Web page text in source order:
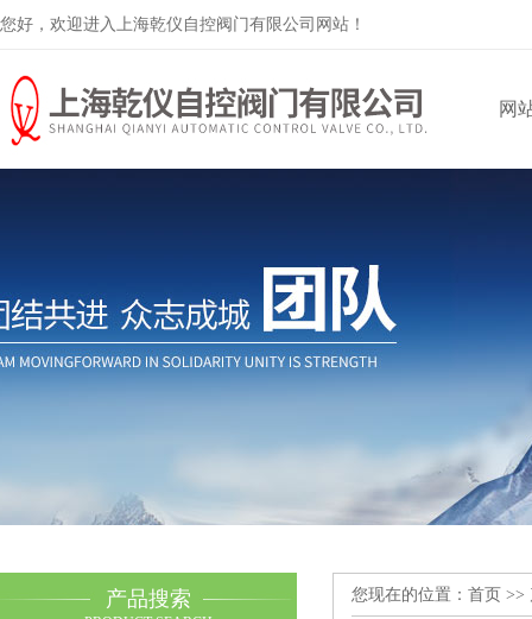
您好，欢迎进入上海乾仪自控阀门有限公司网站！
网
产品搜索 您现在的位置： 首页 >>